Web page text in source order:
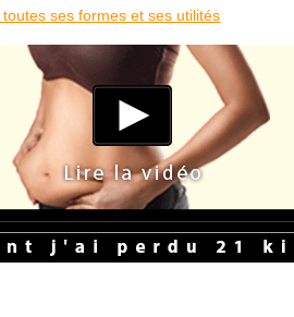
ses formes et ses utilités